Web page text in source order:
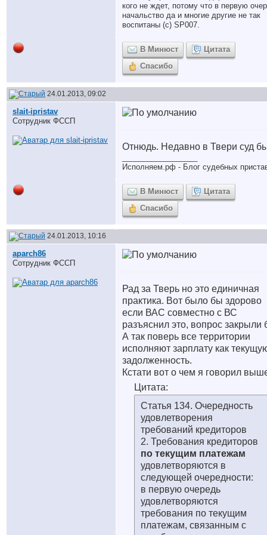
кого не ждет, потому что в первую
начальство да и многие другие не так
воспитаны (с) SP007.
В Минюст
Цитата
Спасибо
24.01.2013, 09:02
slait-ipristav
Сотрудник ФССП
Отнюдь. Недавно в Твери суд
Исполняем.рф - Блог судебных
В Минюст
Цитата
Спасибо
24.01.2013, 10:16
aparch86
Сотрудник ФССП
Рад за Тверь но это единичная
практика. Вот было бы здорово
если ВАС совместно с ВС
разъяснил это, вопрос закрыли
А так поверь все территории
исполняют зарплату как
задолженность.
Кстати вот о чем я говорил
Цитата:
Статья 134. Очередность
удовлетворения
требований кредиторов
2. Требования кредиторов
по текущим платежам
удовлетворяются в
следующей очередности:
в первую очередь
удовлетворяются
требования по текущим
платежам, связанным с